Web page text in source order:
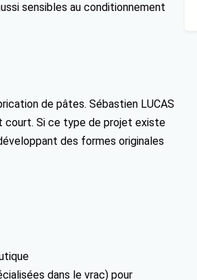
sensibles au conditionnement
de pâtes. Sébastien LUCAS
court. Si ce type de projet existe
des formes originales
dans le vrac) pour